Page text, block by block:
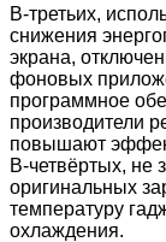
В-третьих,
снижения
экрана,
фоновых
программное
производители
повышают
В-четвёртых, не
оригинальных
температуру
охлаждения.